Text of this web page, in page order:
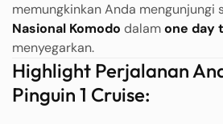
memungkinkan Anda mengunjungi
Nasional Komodo dalamone day
menyegarkan.
Highlight Perjalanan
Pinguin 1 Cruise: